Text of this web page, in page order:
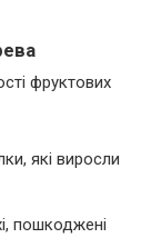
фруктових
які виросли
пошкоджені